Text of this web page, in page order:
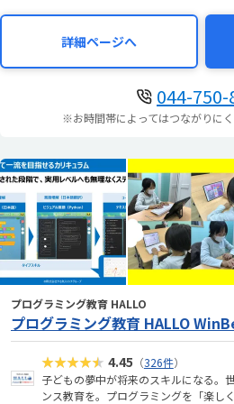
詳細ページへ
044-750-
※お時間帯によってはつながりにく
プログラミング教育 HALLO
プログラミング教育 HALLO
★★★★★ 4.45 （326件）
子どもの夢中が将来のスキルになる。
ンス教育を。プログラミングを「楽し